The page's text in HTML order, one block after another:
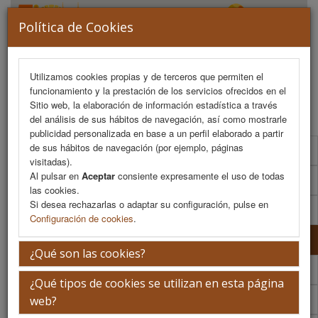
Política de Cookies
Utilizamos cookies propias y de terceros que permiten el
funcionamiento y la prestación de los servicios ofrecidos en el
Sitio web, la elaboración de información estadística a través
del análisis de sus hábitos de navegación, así como mostrarle
publicidad personalizada en base a un perfil elaborado a partir
de sus hábitos de navegación (por ejemplo, páginas
visitadas).
Al pulsar en Aceptar consiente expresamente el uso de todas
las cookies.
Si desea rechazarlas o adaptar su configuración, pulse en
Configuración de cookies.
¿Qué son las cookies?
¿Qué tipos de cookies se utilizan en esta página
web?
MENU
Presentación
La ciudad
La sede
iEvents
Secretaría Técnica
Cómo llegar